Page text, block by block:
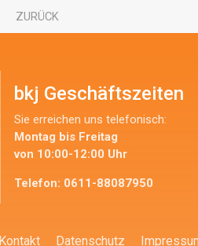
ZURÜCK
bkj Geschäftszeiten
Sie erreichen uns telefonisch:
Montag bis Freitag
von 10:00-12:00 Uhr
Telefon: 0611-88087950
Kontakt Datenschutz